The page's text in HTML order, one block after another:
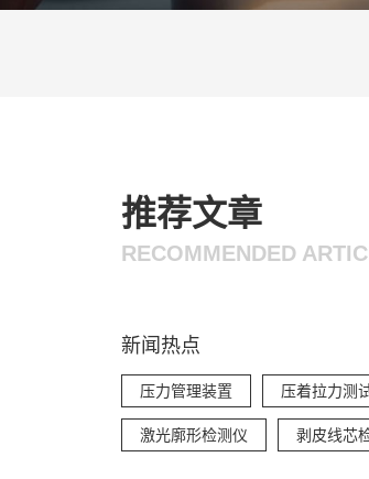
推荐文章
RECOMMENDED
新闻热点
压力管理装置 压着拉力测
激光廓形检测仪 剥皮线芯